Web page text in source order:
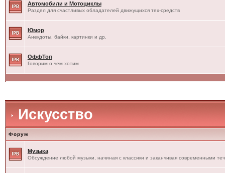
Автомобили и Мотоциклы
Раздел для счастливых обладателей движущихся тех-средств
Юмор
Анекдоты, байки, картинки и др.
ОффТоп
Говорим о чем хотим
Искусство
Форум
Музыка
Обсуждение любой музыки, начиная с классики и заканчивая современными